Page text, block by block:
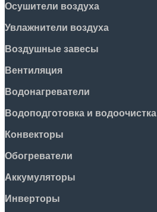
Осушители воздуха
Увлажнители воздуха
Воздушные завесы
Вентиляция
Водонагреватели
Водоподготовка и водоочистка
Конвекторы
Обогреватели
Аккумуляторы
Инверторы